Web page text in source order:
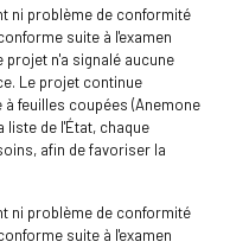
ni problème de conformité
suite à l'examen
projet n'a signalé aucune
Le projet continue
feuilles coupées (Anemone
liste de l'État, chaque
afin de favoriser la
ni problème de conformité
suite à l'examen